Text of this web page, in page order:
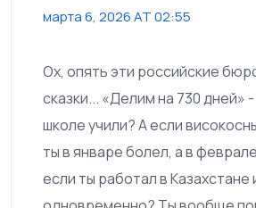
марта 6, 2026 AT 02:55
Ох, опять эти российские
сказки... «Делим на 730 дней»
школе учили? А если
ты в январе болел, а в
если ты работал в Казахстане